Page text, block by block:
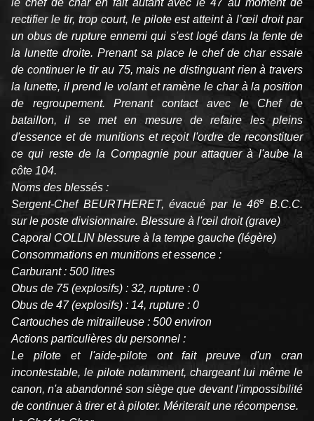
le chef de char en fait autant avec le 47 au moment de
rectifier le tir, trop court, le pilote est atteint à l’œil droit par
un obus de rupture ennemi qui s'est logé dans la fente de
la lunette droite. Prenant sa place le chef de char essaie
de continuer le tir au 75, mais ne distinguant rien à travers
la lunette, il prend le volant et ramène le char à la position
de regroupement. Prenant contact avec le Chef de
bataillon, il se met en mesure de refaire les pleins
d'essence et de munitions et reçoit l'ordre de reconstituer
ce qui reste de la Compagnie pour attaquer à l'aube la
côte 104.
Noms des blessés :
Sergent-Chef BEURTHERET, évacué par le 46e B.C.C.
sur le poste divisionnaire. Blessure à l'œil droit (grave)
Caporal COLLIN blessure à la tempe gauche (légère)
Consommations en munitions et essence :
Carburant : 500 litres
Obus de 75 (explosifs) : 32, rupture : 0
Obus de 47 (explosifs) : 14, rupture : 0
Cartouches de mitrailleuse : 500 environ
Actions particulières du personnel :
Le pilote et l'aide-pilote ont fait preuve d'un cran
incontestable, le pilote notamment, chargeant lui même le
canon, n'a abandonné son siège que devant l'impossibilité
de continuer à tirer et à piloter. Mériterait une récompense.